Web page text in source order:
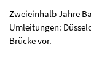
Zweieinhalb Jahre
Umleitungen:
Brücke vor.